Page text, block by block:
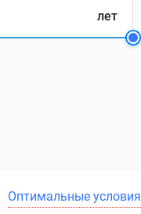
лет
Оптимальные условия